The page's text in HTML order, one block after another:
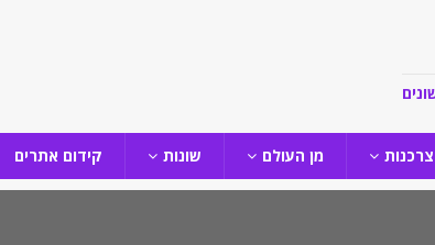
צרכנות מן העולם שונות קידום אתרים